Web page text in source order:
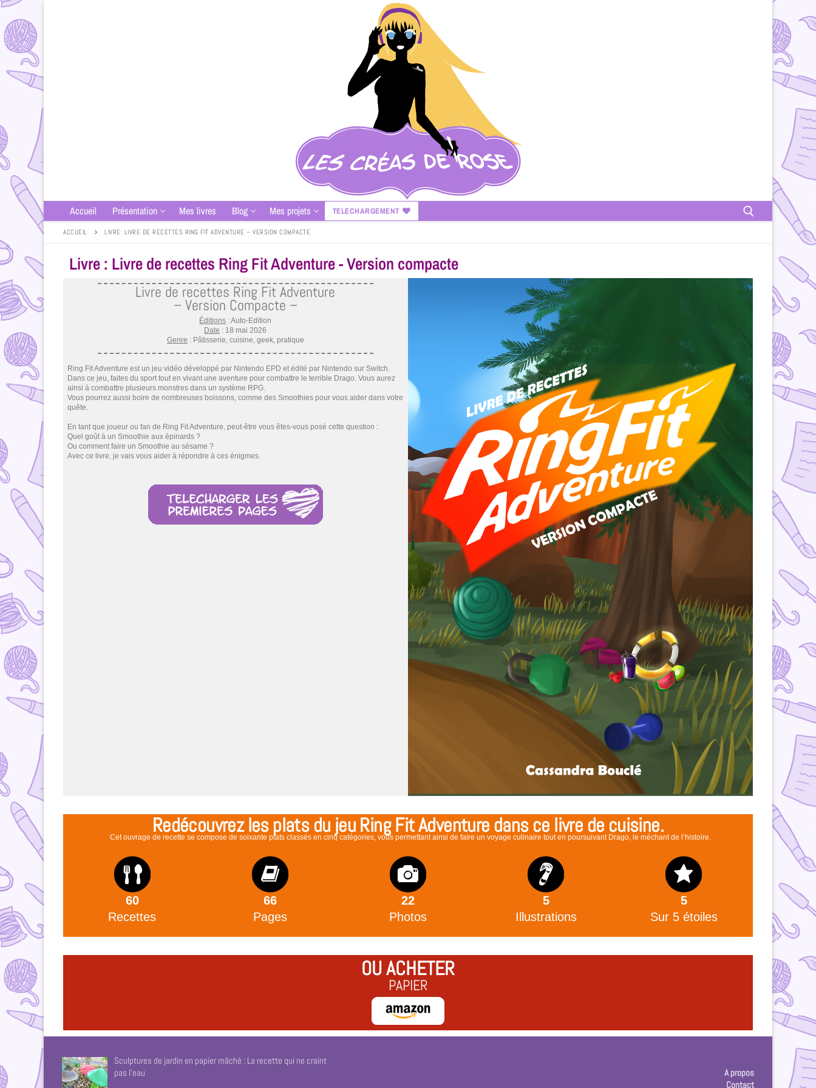
Accueil Présentation Mes livres Blog Mes projets TELECHARGEMENT
ACCUEIL LIVRE: LIVRE DE RECETTES RING FIT ADVENTURE – VERSION COMPACTE
Livre : Livre de recettes Ring Fit Adventure - Version compacte
Livre de recettes Ring Fit Adventure
– Version Compacte –
Éditions : Auto-Edition
Date : 18 mai 2026
Genre : Pâtisserie, cuisine, geek, pratique
Ring Fit Adventure est un jeu vidéo développé par Nintendo EPD et édité par Nintendo sur Switch.
Dans ce jeu, faites du sport tout en vivant une aventure pour combattre le terrible Drago. Vous aurez
ainsi à combattre plusieurs monstres dans un système RPG.
Vous pourrez aussi boire de nombreuses boissons, comme des Smoothies pour vous aider dans votre
quête.
En tant que joueur ou fan de Ring Fit Adventure, peut-être vous êtes-vous posé cette question :
Quel goût à un Smoothie aux épinards ?
Ou comment faire un Smoothie au sésame ?
Avec ce livre, je vais vous aider à répondre à ces énigmes.
Redécouvrez les plats du jeu Ring Fit Adventure dans ce livre de cuisine.
Cet ouvrage de recette se compose de soixante plats classés en cinq catégories, vous permettant ainsi de faire un voyage culinaire tout en poursuivant Drago, le méchant de l’histoire.
60
Recettes
66
Pages
22
Photos
5
Illustrations
5
Sur 5 étoiles
OU ACHETER
PAPIER
Sculptures de jardin en papier mâché : La recette qui ne craint
pas l’eau
A propos
Contact